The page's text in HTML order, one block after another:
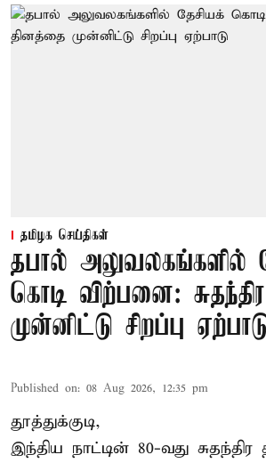
தமிழக செய்திகள்
தபால் அலுவலகங்களில்
கொடி விற்பனை:
முன்னிட்டு சிறப்பு
Published on: 08 Aug 2026, 12:35 pm
தூத்துக்குடி,
இந்திய நாட்டின் 80-வது